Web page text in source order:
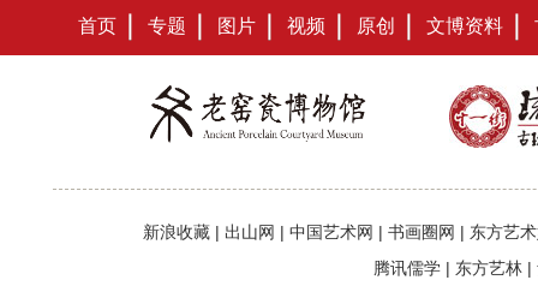
首页 专题 图片 视频 原创 文博资料
新浪收藏 | 出山网 | 中国艺术网 | 书画圈网 | 东方艺
腾讯儒学 | 东方艺林 |